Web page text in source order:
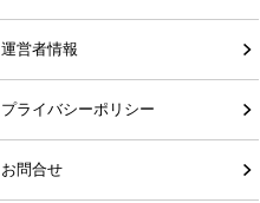
運営者情報
プライバシーポリシー
お問合せ